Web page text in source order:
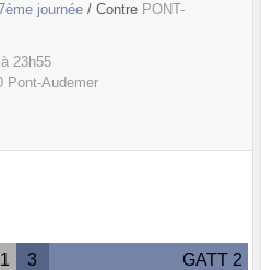
journée / Contre PONT-
23h55
Pont-Audemer
3 GATT 2